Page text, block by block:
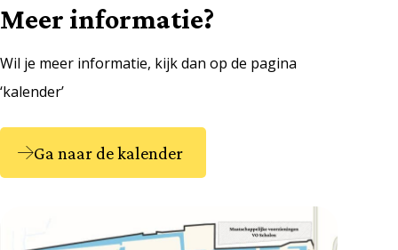
Meer informatie?
Wil je meer informatie, kijk dan op de pagina
‘kalender’
Ga naar de kalender